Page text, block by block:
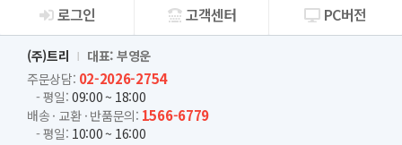
회사소개
로그인 고객센터 PC버전
(주)트리
대표: 부영운
주문상담: 02-2026-2754
- 평일: 09:00 ~ 18:00
배송 · 교환 · 반품문의: 1566-6779
- 평일: 10:00 ~ 16:00